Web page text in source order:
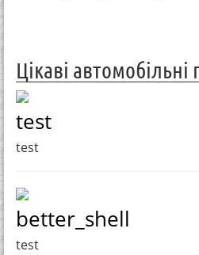
Цікаві автомобільні
test
test
better_shell
test